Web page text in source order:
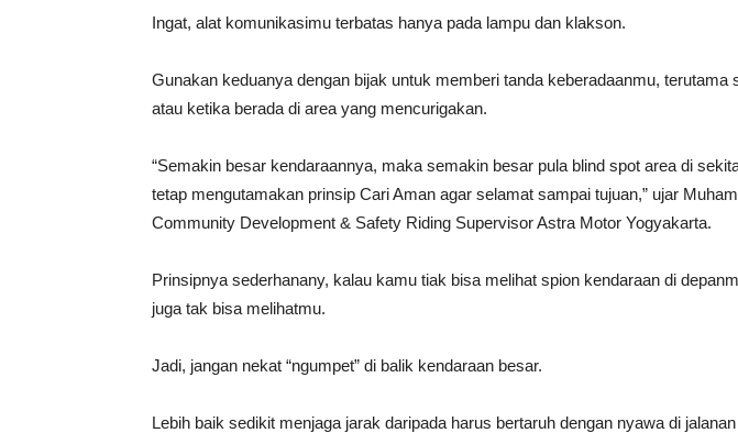
Ingat, alat komunikasimu terbatas hanya pada lampu dan klakson.
Gunakan keduanya dengan bijak untuk memberi tanda keberadaanmu, terutama
atau ketika berada di area yang mencurigakan.
“Semakin besar kendaraannya, maka semakin besar pula blind spot area di
tetap mengutamakan prinsip Cari Aman agar selamat sampai tujuan,” ujar
Community Development & Safety Riding Supervisor Astra Motor Yogyakarta.
Prinsipnya sederhanany, kalau kamu tiak bisa melihat spion kendaraan di
juga tak bisa melihatmu.
Jadi, jangan nekat “ngumpet” di balik kendaraan besar.
Lebih baik sedikit menjaga jarak daripada harus bertaruh dengan nyawa di